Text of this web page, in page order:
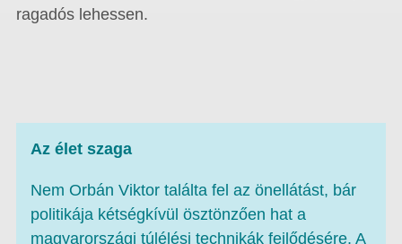
ragadós lehessen.
Az élet szaga
Nem Orbán Viktor találta fel az önellátást, bár
politikája kétségkívül ösztönzően hat a
magyarországi túlélési technikák fejlődésére. A